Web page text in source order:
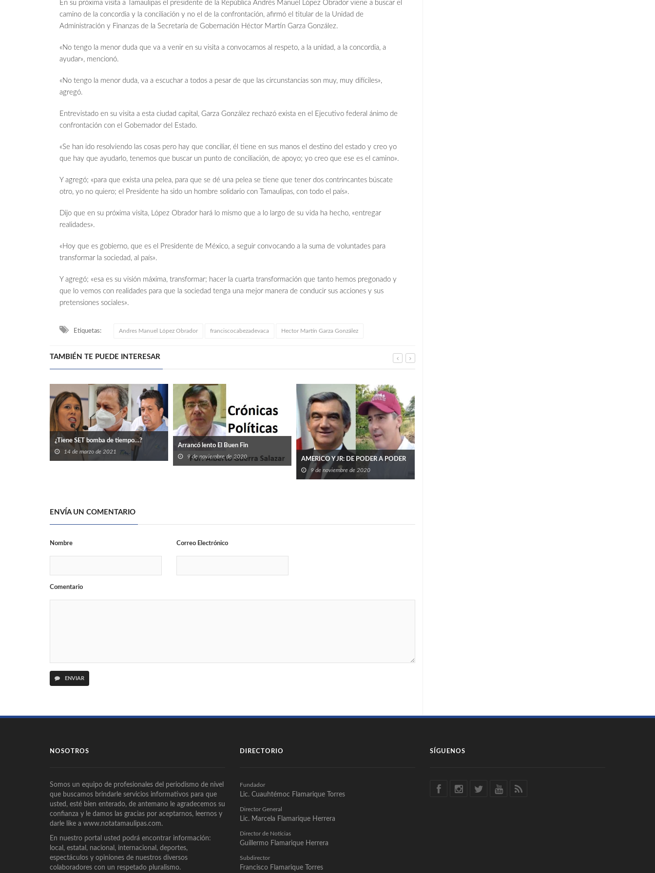
En su próxima visita a Tamaulipas el presidente de la República Andrés Manuel López Obrador viene a buscar el
camino de la concordia y la conciliación y no el de la confrontación, afirmó el titular de la Unidad de
Administración y Finanzas de la Secretaría de Gobernación Héctor Martín Garza González.
«No tengo la menor duda que va a venir en su visita a convocarnos al respeto, a la unidad, a la concordia, a
ayudar», mencionó.
«No tengo la menor duda, va a escuchar a todos a pesar de que las circunstancias son muy, muy difíciles»,
agregó.
Entrevistado en su visita a esta ciudad capital, Garza González rechazó exista en el Ejecutivo federal ánimo de
confrontación con el Gobernador del Estado.
«Se han ido resolviendo las cosas pero hay que conciliar, él tiene en sus manos el destino del estado y creo yo
que hay que ayudarlo, tenemos que buscar un punto de conciliación, de apoyo; yo creo que ese es el camino».
Y agregó; «para que exista una pelea, para que se dé una pelea se tiene que tener dos contrincantes búscate
otro, yo no quiero; el Presidente ha sido un hombre solidario con Tamaulipas, con todo el país».
Dijo que en su próxima visita, López Obrador hará lo mismo que a lo largo de su vida ha hecho, «entregar
realidades».
«Hoy que es gobierno, que es el Presidente de México, a seguir convocando a la suma de voluntades para
transformar la sociedad, al país».
Y agregó; «esa es su visión máxima, transformar; hacer la cuarta transformación que tanto hemos pregonado y
que lo vemos con realidades para que la sociedad tenga una mejor manera de conducir sus acciones y sus
pretensiones sociales».
Etiquetas: Andres Manuel López Obrador franciscocabezadevaca Hector Martín Garza González
TAMBIÉN TE PUEDE INTERESAR
¿Tiene SET bomba de tiempo…?
14 de marzo de 2021
Arrancó lento El Buen Fin
9 de noviembre de 2020 AMERICO Y JR: DE PODER A PODER
9 de noviembre de 2020
ENVÍA UN COMENTARIO
Nombre Correo Electrónico
Comentario
ENVIAR
NOSOTROS
Somos un equipo de profesionales del periodismo de nivel
que buscamos brindarle servicios informativos para que
usted, esté bien enterado, de antemano le agradecemos su
confianza y le damos las gracias por aceptarnos, leernos y
darle like a www.notatamaulipas.com.
En nuestro portal usted podrá encontrar información:
local, estatal, nacional, internacional, deportes,
espectáculos y opiniones de nuestros diversos
colaboradores con un respetado pluralismo.
DIRECTORIO
Fundador
Lic. Cuauhtémoc Flamarique Torres
Director General
Lic. Marcela Flamarique Herrera
Director de Noticias
Guillermo Flamarique Herrera
Subdirector
Francisco Flamarique Torres
SÍGUENOS